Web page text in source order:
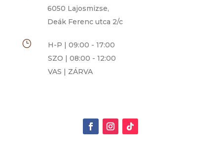
6050 Lajosmizse,
Deák Ferenc utca 2/c
}
H-P | 09:00 - 17:00
SZO | 08:00 - 12:00
VAS | ZÁRVA